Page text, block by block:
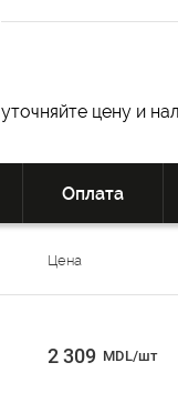
уточняйте цену и
Оплата
Цена
2 309 MDL/шт